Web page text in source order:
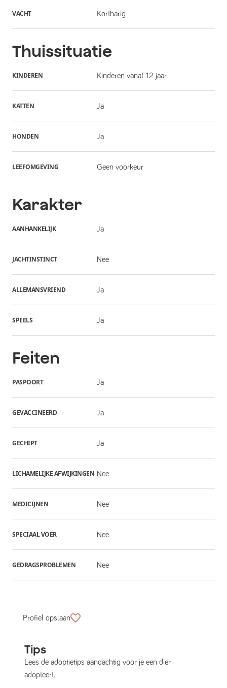
VACHT Kortharig
Thuissituatie
KINDEREN Kinderen vanaf 12 jaar
KATTEN Ja
HONDEN Ja
LEEFOMGEVING Geen voorkeur
Karakter
AANHANKELIJK Ja
JACHTINSTINCT Nee
ALLEMANSVRIEND Ja
SPEELS Ja
Feiten
PASPOORT Ja
GEVACCINEERD Ja
GECHIPT Ja
LICHAMELIJKE AFWIJKINGEN Nee
MEDICIJNEN Nee
SPECIAAL VOER Nee
GEDRAGSPROBLEMEN Nee
Profiel opslaan
Tips
Lees de adoptietips aandachtig voor je een dier
adopteert.